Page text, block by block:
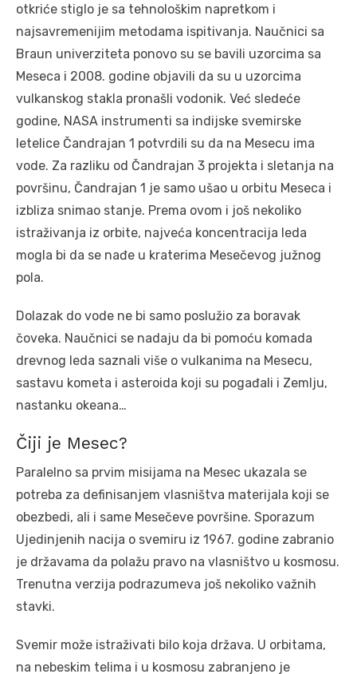
otkriće stiglo je sa tehnološkim napretkom i
najsavremenijim metodama ispitivanja. Naučnici sa
Braun univerziteta ponovo su se bavili uzorcima sa
Meseca i 2008. godine objavili da su u uzorcima
vulkanskog stakla pronašli vodonik. Već sledeće
godine, NASA instrumenti sa indijske svemirske
letelice Čandrajan 1 potvrdili su da na Mesecu ima
vode. Za razliku od Čandrajan 3 projekta i sletanja na
površinu, Čandrajan 1 je samo ušao u orbitu Meseca i
izbliza snimao stanje. Prema ovom i još nekoliko
istraživanja iz orbite, najveća koncentracija leda
mogla bi da se nađe u kraterima Mesečevog južnog
pola.
Dolazak do vode ne bi samo poslužio za boravak
čoveka. Naučnici se nadaju da bi pomoću komada
drevnog leda saznali više o vulkanima na Mesecu,
sastavu kometa i asteroida koji su pogađali i Zemlju,
nastanku okeana…
Čiji je Mesec?
Paralelno sa prvim misijama na Mesec ukazala se
potreba za definisanjem vlasništva materijala koji se
obezbedi, ali i same Mesečeve površine. Sporazum
Ujedinjenih nacija o svemiru iz 1967. godine zabranio
je državama da polažu pravo na vlasništvo u kosmosu.
Trenutna verzija podrazumeva još nekoliko važnih
stavki.
Svemir može istraživati bilo koja država. U orbitama,
na nebeskim telima i u kosmosu zabranjeno je